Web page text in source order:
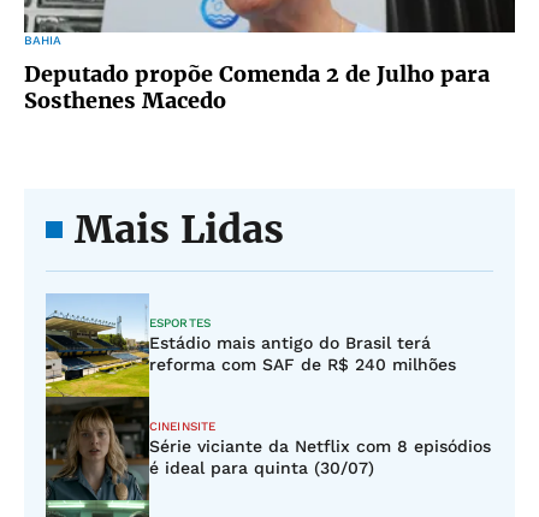
BAHIA
Deputado propõe Comenda 2 de Julho para
Sosthenes Macedo
Mais Lidas
ESPORTES
Estádio mais antigo do Brasil terá
reforma com SAF de R$ 240 milhões
CINEINSITE
Série viciante da Netflix com 8 episódios
é ideal para quinta (30/07)